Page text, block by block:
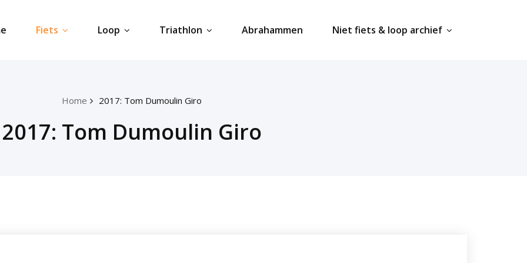
Fiets Loop Triathlon Abrahammen Niet fiets & loop archief
Home 2017: Tom Dumoulin Giro
2017: Tom Dumoulin Giro